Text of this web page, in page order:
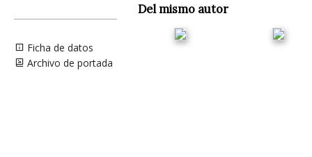
Ficha de datos
Archivo de portada
Del mismo autor